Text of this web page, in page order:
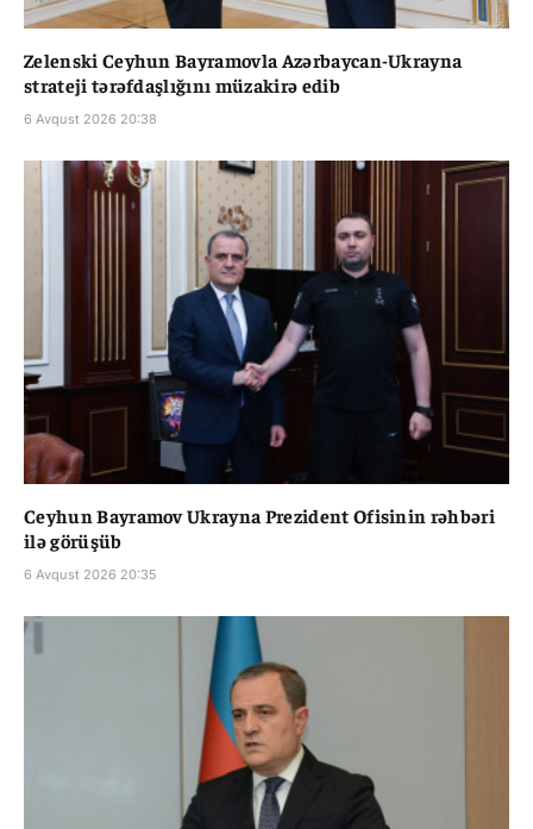
Zelenski Ceyhun Bayramovla Azərbaycan-Ukrayna
strateji tərəfdaşlığını müzakirə edib
6 Avqust 2026 20:38
Ceyhun Bayramov Ukrayna Prezident Ofisinin rəhbəri
ilə görüşüb
6 Avqust 2026 20:35